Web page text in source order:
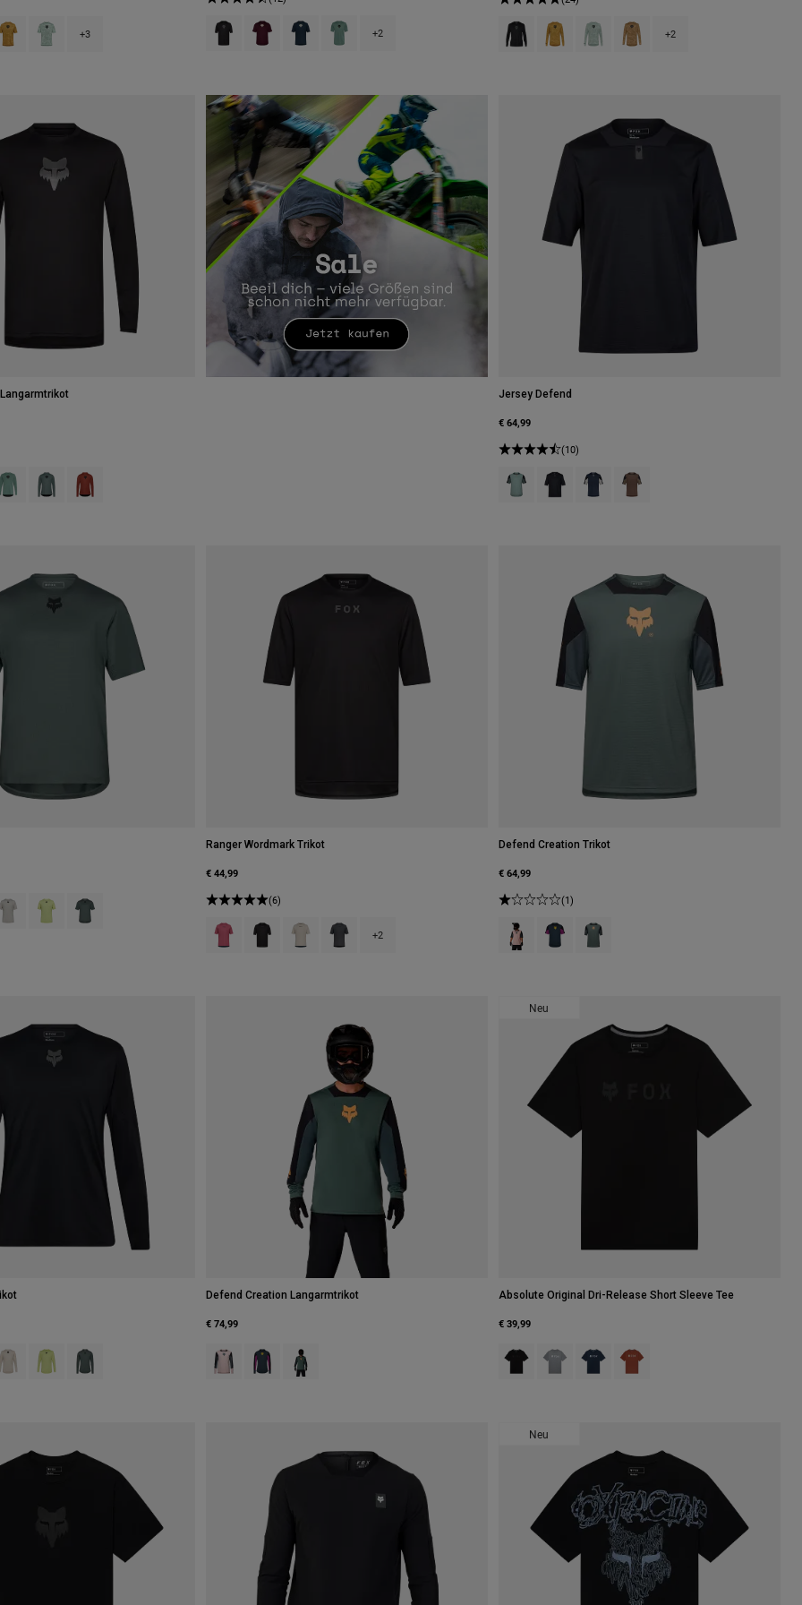
of Berry.
type of Schwarz.
swatch type of Bronze.
Product swatch type of Frostblau.
+3
Product swatch type of Schwarz.
Product swatch type of Dunkles Kastanienbraun.
Product swatch type of Galaxy Blue.
Product swatch type of Tannengrün.
+2 Product swatch type of Schwarz.
Product swatch type of Bronze.
Product swatch type of Frostblau.
Product swatch type of
+2
type of Schwarz.
type of Dunkles Kastanienbraun.
swatch type of Tannengrün.
Product swatch type of Salbei Grün.
Product swatch type of Amber Scarlet.
Jersey Defend
€ 64,99
(10)
Product swatch type of Arctic Blue.
Product swatch type of Schwarz.
Product swatch type of Galaxy Blue.
Product swatch type of Purple
type of Berry.type of Schwarz.
swatch type of Kreideweiß.
Product swatch type of Limonengrün.
Product swatch type of Salbei Grün.
Ranger Wordmark Trikot
€ 44,99
(6)
Product swatch type of Berry.
Product swatch type of Schwarz.
Product swatch type of Kreideweiß.
Product swatch type of Dunkles Schattengrau.
+2
Defend Creation Trikot
€ 64,99
(1)
Product swatch type of Rosarot.
Product swatch type of Galaxy Blue.
Product swatch type of Salbei Grün.
type of Berry.type of Schwarz.
swatch type of Kreideweiß.
Product swatch type of Limonengrün.
Product swatch type of Salbei Grün.
Defend Creation Langarmtrikot
€ 74,99
Product swatch type of Rosarot.
Product swatch type of Galaxy Blue.
Product swatch type of Salbei Grün.
Neu
Absolute Original Dri-Release Short Sleeve Tee
€ 39,99
Product swatch type of Schwarz.
Product swatch type of Heidekraut
Product swatch type of
Product swatch type of Amber
Neu